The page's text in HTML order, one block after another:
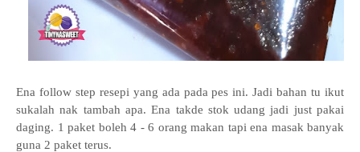
Ena follow step resepi yang ada pada pes ini. Jadi bahan tu ikut
sukalah nak tambah apa. Ena takde stok udang jadi just pakai
daging. 1 paket boleh 4 - 6 orang makan tapi ena masak banyak
guna 2 paket terus.